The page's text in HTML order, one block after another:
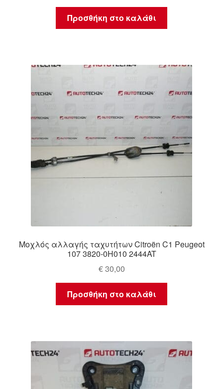
Προσθήκη στο καλάθι
Μοχλός αλλαγής ταχυτήτων Citroën C1 Peugeot
107 3820-0H010 2444AT
€30,00
Προσθήκη στο καλάθι